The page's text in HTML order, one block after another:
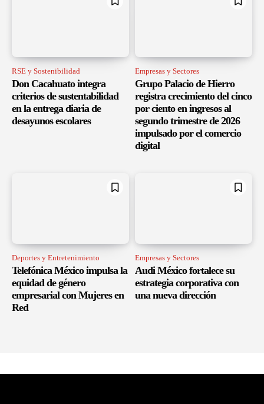
RSE y Sostenibilidad
Don Cacahuato integra
criterios de sustentabilidad
en la entrega diaria de
desayunos escolares
Empresas y Sectores
Grupo Palacio de Hierro
registra crecimiento del cinco
por ciento en ingresos al
segundo trimestre de 2026
impulsado por el comercio
digital
Deportes y Entretenimiento
Telefónica México impulsa la
equidad de género
empresarial con Mujeres en
Red
Empresas y Sectores
Audi México fortalece su
estrategia corporativa con
una nueva dirección